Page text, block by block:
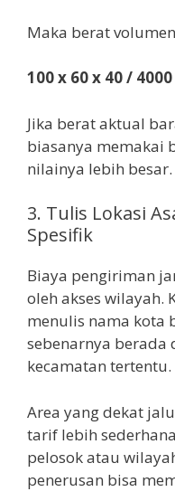
Maka berat
100 x 60 x 40 /
Jika berat aktual
biasanya memakai
nilainya lebih besar.
3. Tulis Lokasi
Spesifik
Biaya pengiriman
oleh akses wilayah.
menulis nama kota
sebenarnya berada
kecamatan tertentu.
Area yang dekat
tarif lebih
pelosok atau
penerusan bisa